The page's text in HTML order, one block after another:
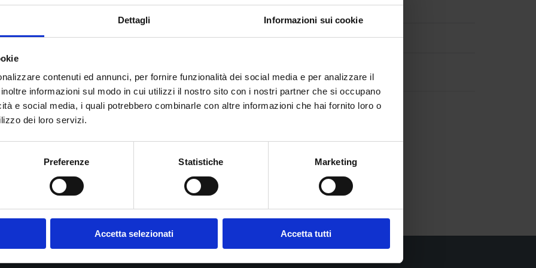
Dettagli Informazioni sui cookie
contenuti ed annunci, per fornire funzionalità dei social media e per analizzare il
informazioni sul modo in cui utilizzi il nostro sito con i nostri partner che si occupano
e social media, i quali potrebbero combinarle con altre informazioni che hai fornito loro o
dei loro servizi.
Preferenze Statistiche Marketing
Accetta selezionati Accetta tutti
si è respirata aria di nazionale azzurra: due giocatori della
da Radiologia Pasta per sottoporsi ad
esami ecografici e radologici
del grande appuntamento di settembre coni mondiali a Roma.
mondo della pallavolo ed è
Seguici su
 Facebook
 Twitter